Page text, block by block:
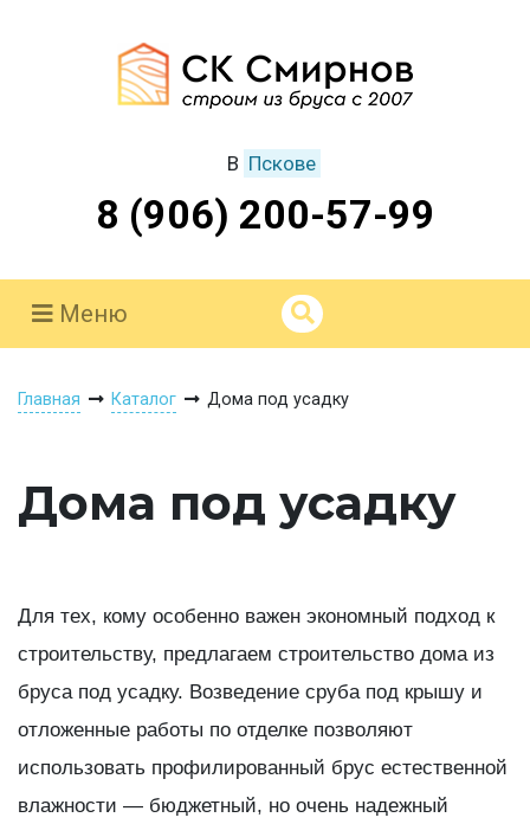
В Пскове
8 (906) 200-57-99
Меню
Главная Каталог Дома под усадку
Дома под усадку
Для тех, кому особенно важен экономный подход к
строительству, предлагаем строительство дома из
бруса под усадку. Возведение сруба под крышу и
отложенные работы по отделке позволяют
использовать профилированный брус естественной
влажности — бюджетный, но очень надежный